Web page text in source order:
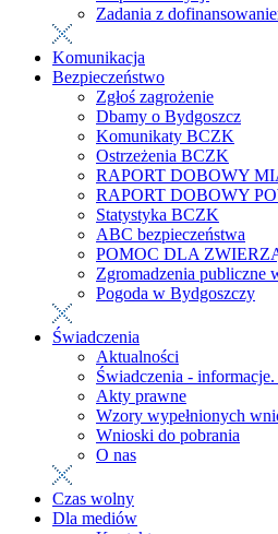
Zadania z
Komunikacja
Bezpieczeństwo
Zgłoś zagrożenie
Dbamy o Bydgoszcz
Komunikaty BCZK
Ostrzeżenia BCZK
RAPORT DOBOWY
RAPORT DOBOWY
Statystyka BCZK
ABC bezpieczeństwa
POMOC DLA
Zgromadzenia publiczne
Pogoda w Bydgoszczy
Świadczenia
Aktualności
Świadczenia -
Akty prawne
Wzory wypełnionych
Wnioski do pobrania
O nas
Czas wolny
Dla mediów